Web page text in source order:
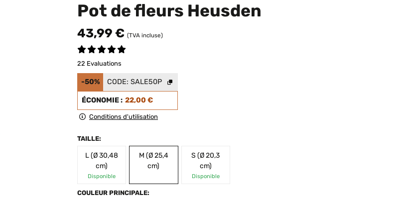
Pot de fleurs Heusden
43,99 € (TVA incluse)
22 Evaluations
-50% CODE: SALE50P
ÉCONOMIE : 22,00 €
Conditions d'utilisation
TAILLE:
L (Ø 30,48
cm)
Disponible
M (Ø 25,4
cm)
S (Ø 20,3
cm)
Disponible
COULEUR PRINCIPALE: